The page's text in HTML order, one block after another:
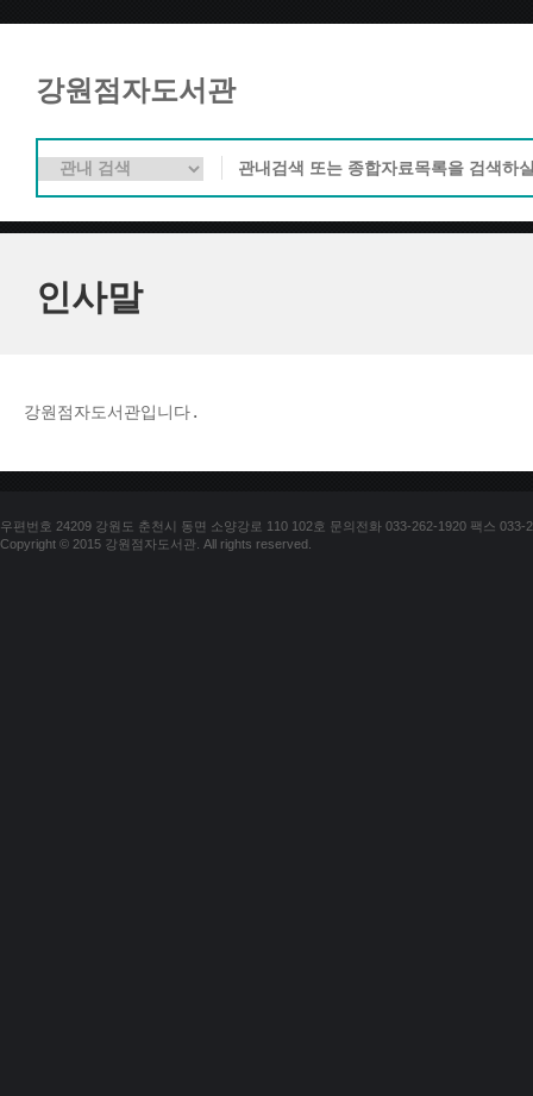
강원점자도서관
인사말
강원점자도서관입니다.
우편번호 24209 강원도 춘천시 동면 소양강로 110 102호 문의전화 033-262-1920 팩스 033-
Copyright © 2015 강원점자도서관. All rights reserved.